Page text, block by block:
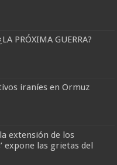
PRÓXIMA GUERRA?
iraníes en Ormuz
extensión de los
expone las grietas del